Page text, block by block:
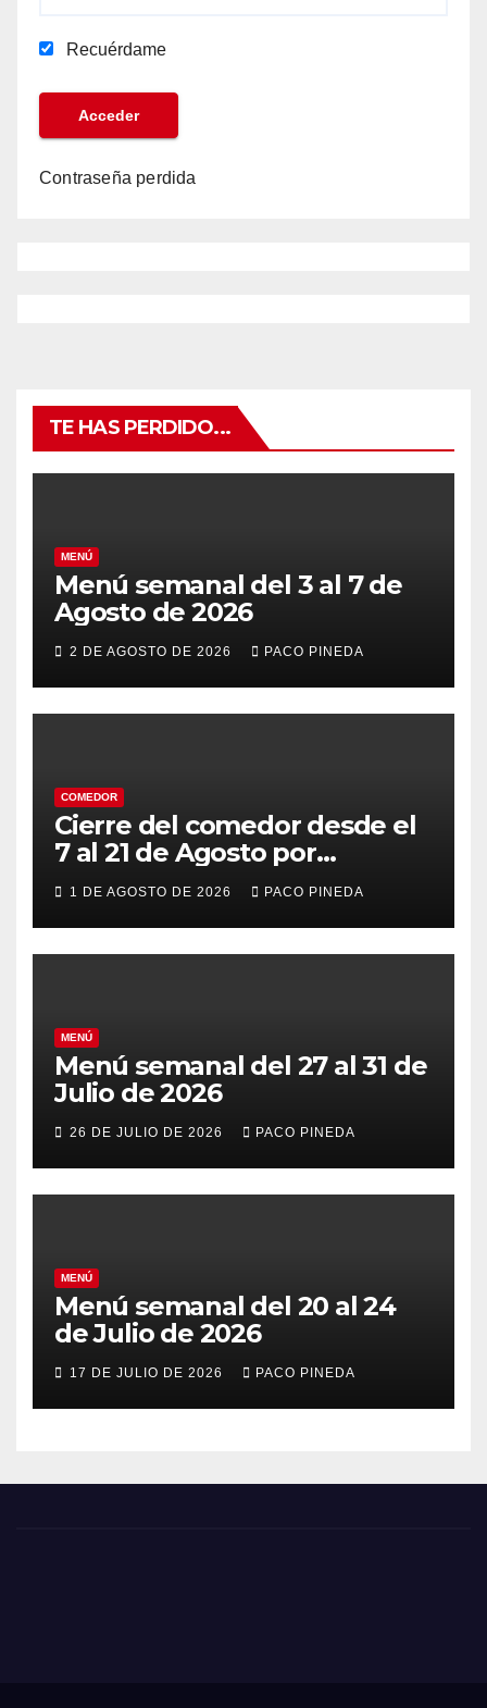
Recuérdame
Contraseña perdida
TE HAS PERDIDO...
MENÚ
Menú semanal del 3 al 7 de
Agosto de 2026
2 DE AGOSTO DE 2026 PACO PINEDA
COMEDOR
Cierre del comedor desde el
7 al 21 de Agosto por
vacaciones
1 DE AGOSTO DE 2026 PACO PINEDA
MENÚ
Menú semanal del 27 al 31 de
Julio de 2026
26 DE JULIO DE 2026 PACO PINEDA
MENÚ
Menú semanal del 20 al 24
de Julio de 2026
17 DE JULIO DE 2026 PACO PINEDA